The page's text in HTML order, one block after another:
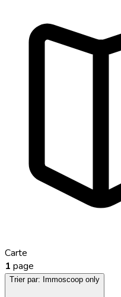
Carte
1 page
Trier par: Immoscoop only